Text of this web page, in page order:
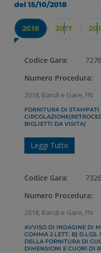
del 15/10/2018
2018 2017
Codice Gara:
Numero Procedura:
2018, Bandi e Gare, FN
FORNITURA DI STAMPATI
BIGLIETTI DA VISITA)
Leggi Tutto
Codice Gara:
Numero Procedura:
2018, Bandi e Gare, FN
AVVISO DI INDAGINE DI
COMMA 2 LETT. B) D.LGS.
DELLA FORNITURA DI
DIMENSIONI E CUORI DI